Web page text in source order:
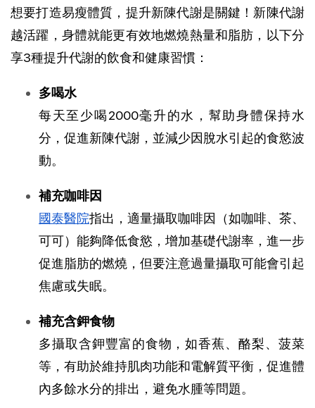
想要打造易瘦體質，提升新陳代謝是關鍵！新陳代謝
越活躍，身體就能更有效地燃燒熱量和脂肪，以下分
享3種提升代謝的飲食和健康習慣：
多喝水
每天至少喝2000毫升的水，幫助身體保持水
分，促進新陳代謝，並減少因脫水引起的食慾波
動。
補充咖啡因
國泰醫院指出，適量攝取咖啡因（如咖啡、茶、
可可）能夠降低食慾，增加基礎代謝率，進一步
促進脂肪的燃燒，但要注意過量攝取可能會引起
焦慮或失眠。
補充含鉀食物
多攝取含鉀豐富的食物，如香蕉、酪梨、菠菜
等，有助於維持肌肉功能和電解質平衡，促進體
內多餘水分的排出，避免水腫等問題。